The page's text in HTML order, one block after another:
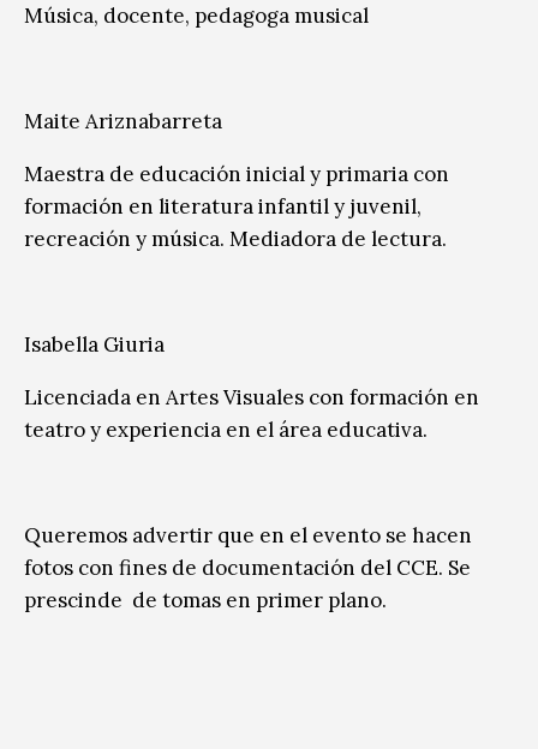
Música, docente, pedagoga musical
Maite Ariznabarreta
Maestra de educación inicial y primaria con
formación en literatura infantil y juvenil,
recreación y música. Mediadora de lectura.
Isabella Giuria
Licenciada en Artes Visuales con formación en
teatro y experiencia en el área educativa.
Queremos advertir que en el evento se hacen
fotos con fines de documentación del CCE. Se
prescinde de tomas en primer plano.